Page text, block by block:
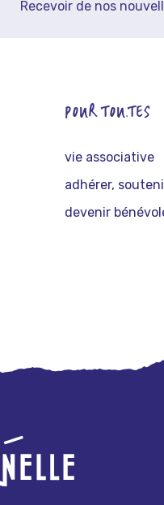
Recevoir de nos
POUR TOU.TES
vie associative
adhérer,
devenir